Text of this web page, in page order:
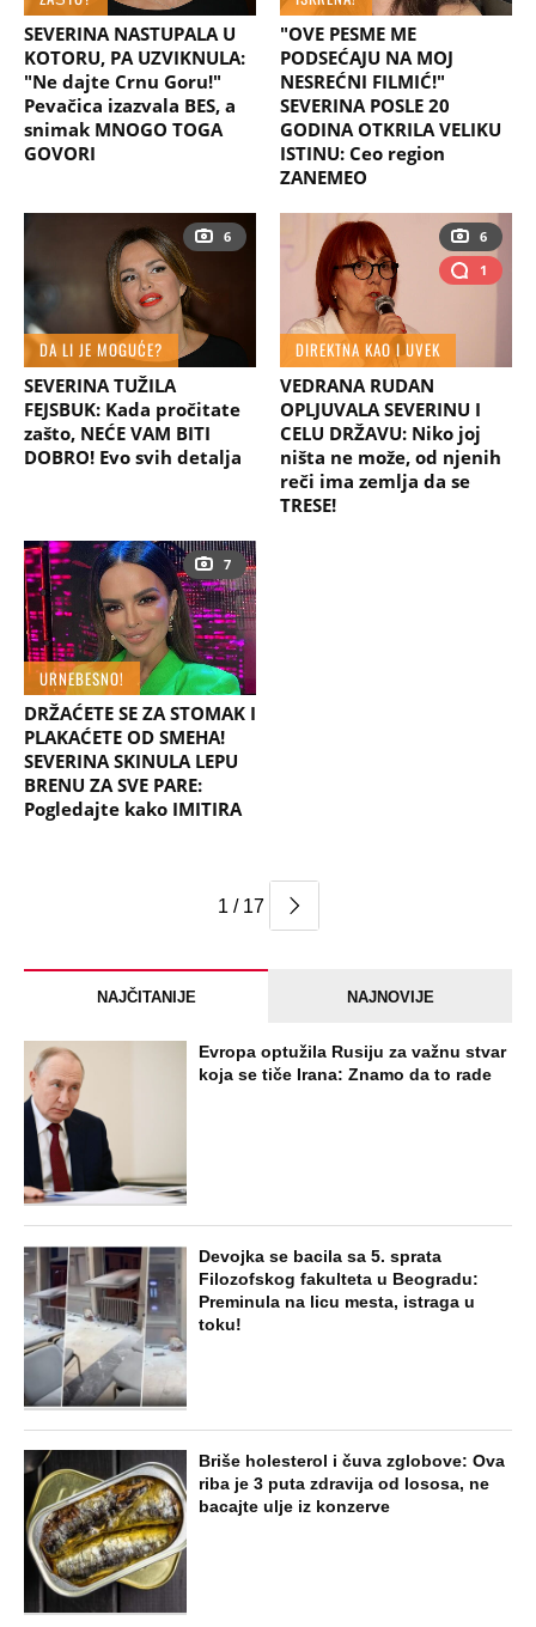
SEVERINA NASTUPALA U
KOTORU, PA UZVIKNULA:
"Ne dajte Crnu Goru!"
Pevačica izazvala BES, a
snimak MNOGO TOGA
GOVORI
"OVE PESME ME
PODSEĆAJU NA MOJ
NESREĆNI FILMIĆ!"
SEVERINA POSLE 20
GODINA OTKRILA VELIKU
ISTINU: Ceo region
ZANEMEO
6
DA LI JE MOGUĆE?
SEVERINA TUŽILA
FEJSBUK: Kada pročitate
zašto, NEĆE VAM BITI
DOBRO! Evo svih detalja
6
1
DIREKTNA KAO I UVEK
VEDRANA RUDAN
OPLJUVALA SEVERINU I
CELU DRŽAVU: Niko joj
ništa ne može, od njenih
reči ima zemlja da se
TRESE!
7
URNEBESNO!
DRŽAĆETE SE ZA STOMAK I
PLAKAĆETE OD SMEHA!
SEVERINA SKINULA LEPU
BRENU ZA SVE PARE:
Pogledajte kako IMITIRA
1 / 17
NAJČITANIJE NAJNOVIJE
Evropa optužila Rusiju za važnu stvar
koja se tiče Irana: Znamo da to rade
Devojka se bacila sa 5. sprata
Filozofskog fakulteta u Beogradu:
Preminula na licu mesta, istraga u
toku!
Briše holesterol i čuva zglobove: Ova
riba je 3 puta zdravija od lososa, ne
bacajte ulje iz konzerve